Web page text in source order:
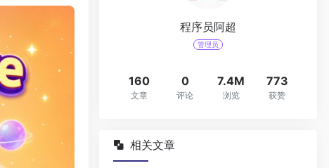
程序员阿超
管理员
160
文章
0
评论
7.4M
浏览
773
获赞
相关文章